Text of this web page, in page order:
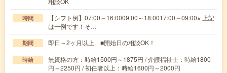
時間
【シフト例】07:00～16:0009:00～18:0017:00～09:00※ 上記
は一例です！そ…
期間 即日～2ヶ月以上 ■開始日の相談OK！
時給
無資格の方：時給1500円～1875円 / 介護福祉士：時給1800
円～2250円 / 初任者以上：時給1600円～2000円